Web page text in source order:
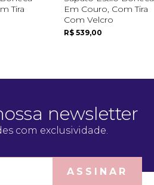
Tira
Em Couro, Com Tira
Com Velcro
R$ 539,00
newsletter
com exclusividade.
ASSINAR